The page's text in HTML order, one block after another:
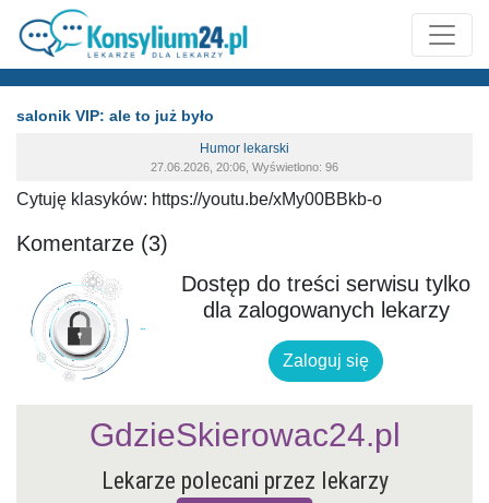
salonik VIP: ale to już było
Humor lekarski
27.06.2026, 20:06, Wyświetlono: 96
Cytuję klasyków: https://youtu.be/xMy00BBkb-o
Komentarze (3)
Dostęp do treści serwisu tylko
dla zalogowanych lekarzy
Zaloguj się
Lekarze polecani przez lekarzy
GdzieSkierowac24.pl